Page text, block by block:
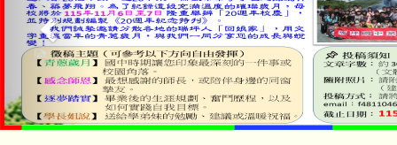
淨零綠生活教案入校路
會
115年食農教育專業人